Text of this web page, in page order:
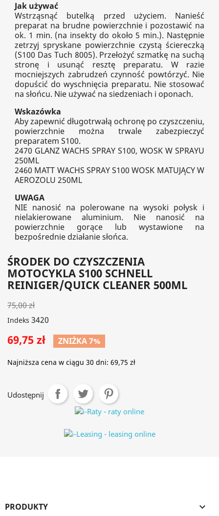
Jak używać
Wstrząsnąć butelką przed użyciem. Nanieść
preparat na brudne powierzchnie i pozostawić na
ok. 1 min. (na insekty do około 5 min.). Następnie
zetrzyj spryskane powierzchnie czystą ściereczką
(S100 Das Tuch 8005). Przełożyć szmatkę na suchą
stronę i usunąć resztę preparatu. W razie
mocniejszych zabrudzeń czynność powtórzyć. Nie
dopuścić do wyschnięcia preparatu. Nie stosować
na słońcu. Nie używać na siedzeniach i oponach.
Wskazówka
Aby zapewnić długotrwałą ochronę po czyszczeniu,
powierzchnie można trwale zabezpieczyć
preparatem S100.
2470 GLANZ WACHS SPRAY S100, WOSK W SPRAYU
250ML
2460 MATT WACHS SPRAY S100 WOSK MATUJĄCY W
AEROZOLU 250ML
UWAGA
NIE nanosić na polerowane na wysoki połysk i
nielakierowane aluminium. Nie nanosić na
powierzchnie gorące lub wystawione na
bezpośrednie działanie słońca.
ŚRODEK DO CZYSZCZENIA
MOTOCYKLA S100 SCHNELL
REINIGER/QUICK CLEANER 500ML
75,00 zł
Indeks 3420
69,75 zł ZNIŻKA 7%
Najniższa cena w ciągu 30 dni: 69,75 zł
Udostępnij
PRODUKTY 